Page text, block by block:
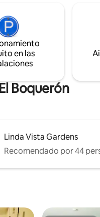
lujo,
El
acondicionado,
refrigeradora,
licuadora,
en las
Boquerón
Linda Vista Gardens
Recomendado por 44